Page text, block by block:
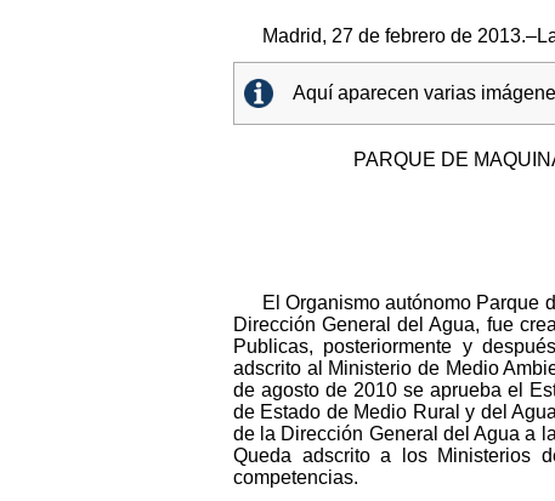
Madrid, 27 de febrero de
Aquí aparecen varias
PARQUE DE
El Organismo autónomo Parque
Dirección General del Agua, fue
Publicas, posteriormente y
adscrito al Ministerio de Medio
de agosto de 2010 se aprueba el
de Estado de Medio Rural y del
de la Dirección General del Agua a
Queda adscrito a los Ministerios
competencias.